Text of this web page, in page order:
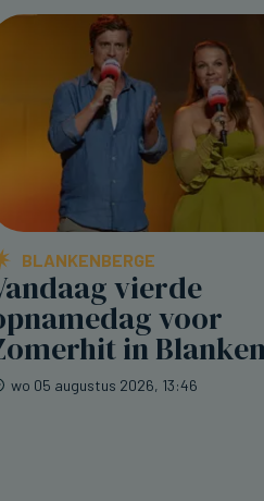
BLANKENBERGE
vierde
voor
in
wo 05 augustus 2026, 13:46